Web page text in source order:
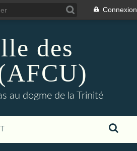
Connexion
des
au dogme de la Trinité